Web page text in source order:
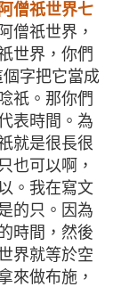
僧祇世界七
僧祇世界，
世界，你們
字把它當成
祇。那你們
表時間。為
就是很長很
也可以啊，
。我在寫文
的只。因為
時間，然後
界就等於空
來做布施，